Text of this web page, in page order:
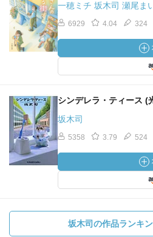
一穂ミチ 坂木司 瀬尾ま
6929 4.04 324
シンデレラ・ティース (
坂木司
5358 3.79 524
坂木司の作品ランキ